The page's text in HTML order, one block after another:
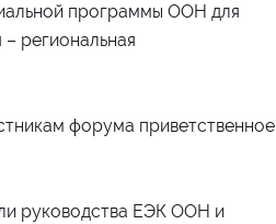
программы ООН для
региональная
форума приветственное
руководства ЕЭК ООН и